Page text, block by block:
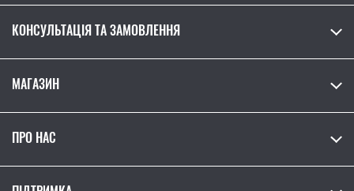
КОНСУЛЬТАЦІЯ ТА ЗАМОВЛЕННЯ
МАГАЗИН
ПРО НАС